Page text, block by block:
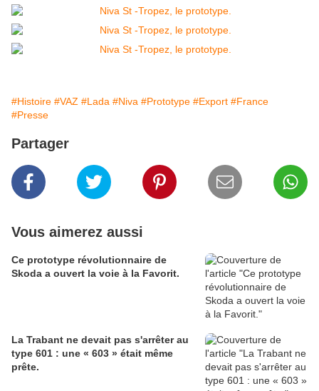
#Histoire #VAZ #Lada #Niva #Prototype #Export #France
#Presse
Partager
Vous aimerez aussi
Ce prototype révolutionnaire de
Skoda a ouvert la voie à la Favorit.
La Trabant ne devait pas s'arrêter au
type 601 : une « 603 » était même
prête.